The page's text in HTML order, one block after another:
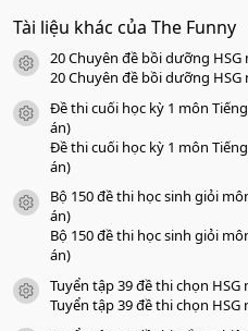
0
0
s
a
o
Tài liệu khác của The Funny
icon tài liệu
20 Chuyên đề bồi dưỡng
20 Chuyên đề bồi dưỡng
icon tài liệu
Đề thi cuối học kỳ 1 môn
án)
Đề thi cuối học kỳ 1 môn
án)
icon tài liệu
Bộ 150 đề thi học sinh giỏi
án)
Bộ 150 đề thi học sinh giỏi
án)
icon tài liệu
Tuyển tập 39 đề thi chọn HSG
Tuyển tập 39 đề thi chọn HSG